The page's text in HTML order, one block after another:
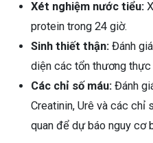
Xét nghiệm nước tiểu:
protein trong 24 giờ.
Sinh thiết thận: Đánh
diện các tổn thương thực
Các chỉ số máu: Đánh
Creatinin, Urê và các chỉ
quan để dự báo nguy cơ